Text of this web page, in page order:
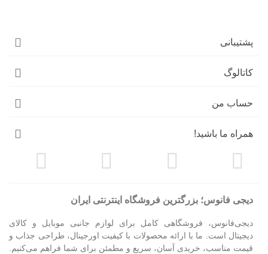
پشتیبانی
کاتالوگ
حساب من
همراه ما باشید!
دیجی فانوس؛ بزرگترین فروشگاه اینترنتی ایران
دیجی‌فانوس، فروشگاهی کامل برای لوازم جانبی موبایل و کالای
دیجیتال است. ما با ارائه محصولات با کیفیت اورجینال، طراحی جذاب و
قیمت مناسب، خریدی آسان، سریع و مطمئن برای شما فراهم می‌کنیم.